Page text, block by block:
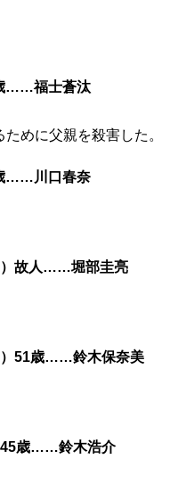
……福士蒼汰
めに父親を殺害した。
……川口春奈
）故人……堀部圭亮
）51歳……鈴木保奈美
45歳……鈴木浩介